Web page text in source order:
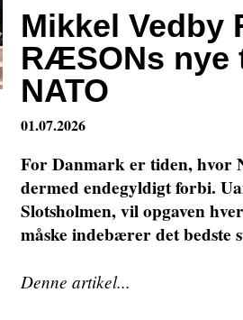
Mikkel Vedby
RÆSONs nye
NATO
01.07.2026
For Danmark er tiden, hvor
dermed endegyldigt forbi.
Slotsholmen, vil opgaven
måske indebærer det bedste
Denne artikel...